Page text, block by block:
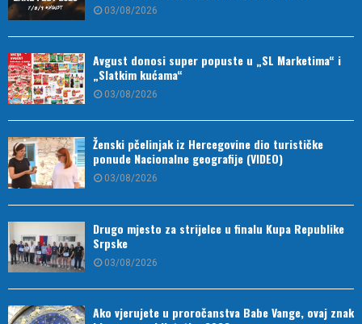
03/08/2026
Avgust donosi super popuste u „SL Marketima“ i
„Slatkim kućama“
03/08/2026
Ženski pčelinjak iz Hercegovine dio turističke
ponude Nacionalne geografije (VIDEO)
03/08/2026
Drugo mjesto za strijelce u finalu Kupa Republike
Srpske
03/08/2026
Ako vjerujete u proročanstva Babe Vange, ovaj znak